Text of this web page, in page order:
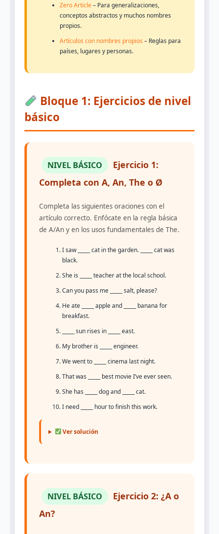
Zero Article– Para generalizaciones,
conceptos abstractos y muchos nombres
propios.
Artículos con nombres propios – Reglas para
países, lugares y personas.
Bloque 1: Ejercicios de nivel
básico
NIVEL BÁSICO
Ejercicio 1:
Completa con A, An, The o Ø
Completa las siguientes oraciones con el
artículo correcto. Enfócate en la regla básica
de A/An y en los usos fundamentales de The.
I saw _____ cat in the garden. _____ cat was
black.
She is _____ teacher at the local school.
Can you pass me _____ salt, please?
He ate _____ apple and _____ banana for
breakfast.
_____ sun rises in _____ east.
My brother is _____ engineer.
We went to _____ cinema last night.
That was _____ best movie I’ve ever seen.
She has _____ dog and _____ cat.
I need _____ hour to finish this work.
Ver solución
NIVEL BÁSICO
Ejercicio 2: ¿A o
An?